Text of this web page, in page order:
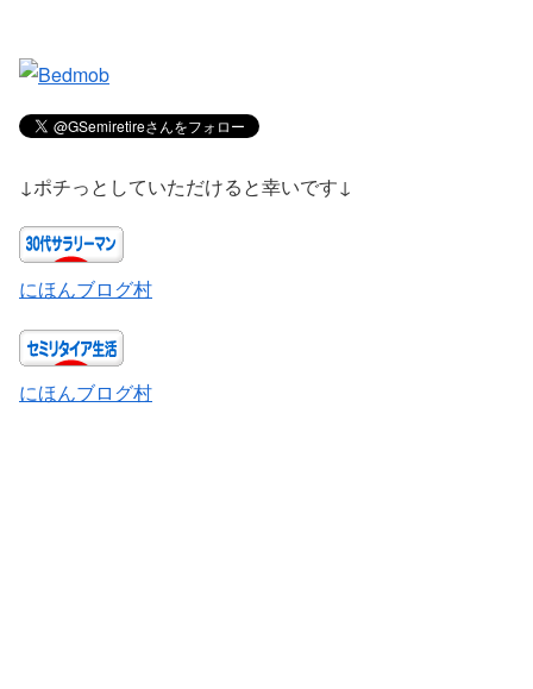
↓ポチっとしていただけると幸いです↓
にほんブログ村
にほんブログ村